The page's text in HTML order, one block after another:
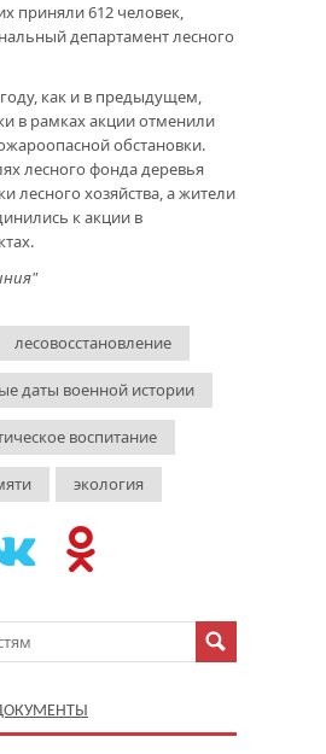
приняли 612 человек,
департамент лесного
как и в предыдущем,
в рамках акции отменили
обстановки.
лесного фонда деревья
лесного хозяйства, а жители
к акции в
лесовосстановление
даты военной истории
воспитание
экология